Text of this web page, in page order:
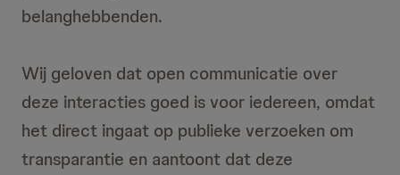
belanghebbenden.
Wij geloven dat open communicatie over
deze interacties goed is voor iedereen, omdat
het direct ingaat op publieke verzoeken om
transparantie en aantoont dat deze